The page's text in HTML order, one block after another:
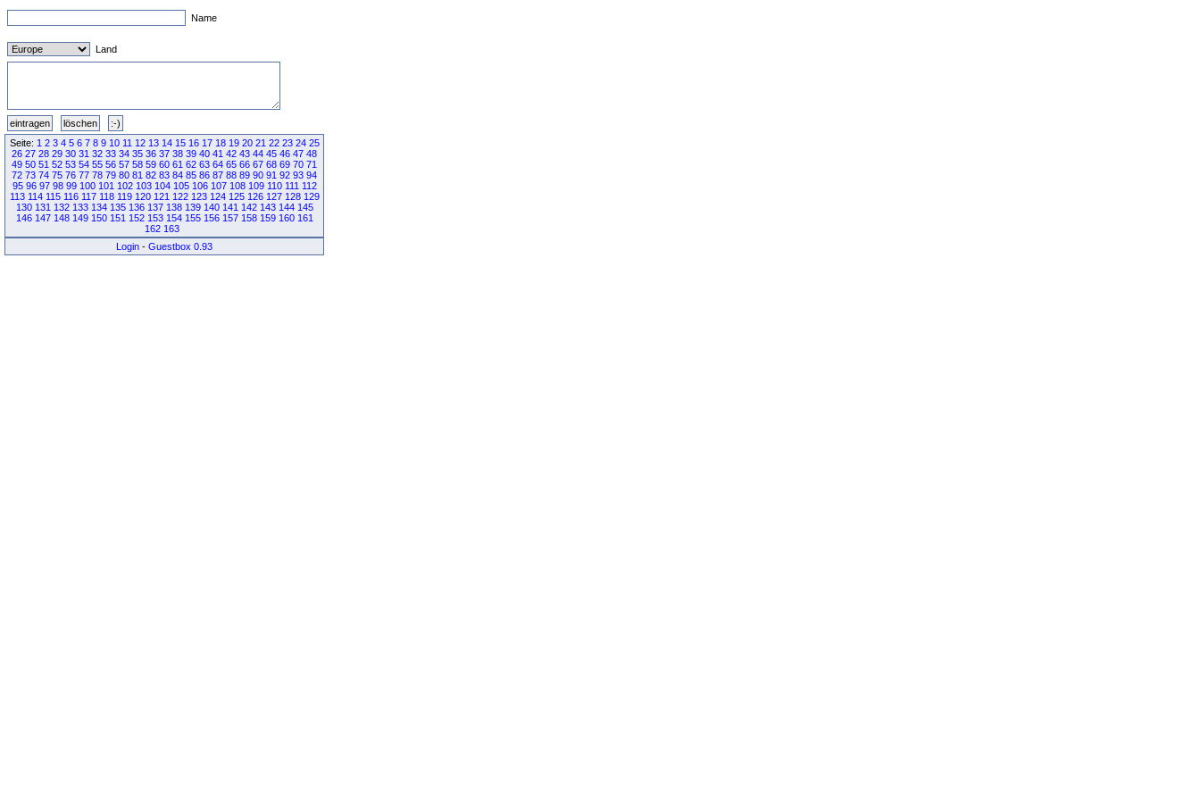
Name
Land
Seite: 1 2 3 4 5 6 7 8 9 10 11 12 13 14 15 16 17 18 19 20 21 22 23 24 25
26 27 28 29 30 31 32 33 34 35 36 37 38 39 40 41 42 43 44 45 46 47 48
49 50 51 52 53 54 55 56 57 58 59 60 61 62 63 64 65 66 67 68 69 70 71
72 73 74 75 76 77 78 79 80 81 82 83 84 85 86 87 88 89 90 91 92 93 94
95 96 97 98 99 100 101 102 103 104 105 106 107 108 109 110 111 112
113 114 115 116 117 118 119 120 121 122 123 124 125 126 127 128 129
130 131 132 133 134 135 136 137 138 139 140 141 142 143 144 145
146 147 148 149 150 151 152 153 154 155 156 157 158 159 160 161
162 163
Login - Guestbox 0.93